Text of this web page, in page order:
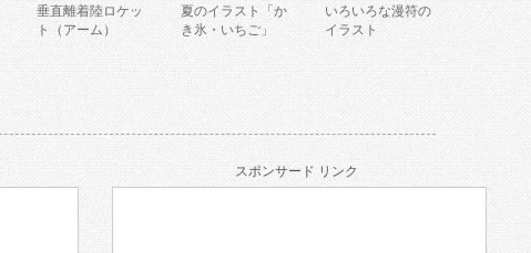
垂直離着陸ロケッ
ト（アーム）
夏のイラスト「か
き氷・いちご」
いろいろな漫符の
イラスト
スポンサード リンク